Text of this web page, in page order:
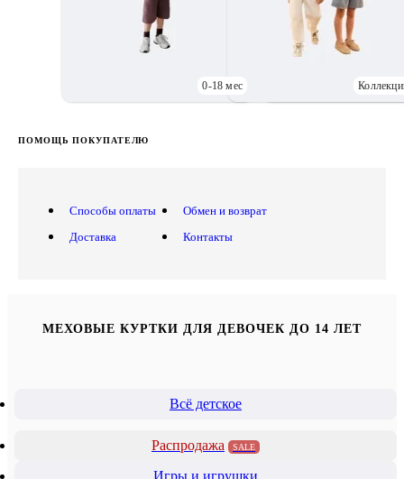
0-18 мес
ПОМОЩЬ ПОКУПАТЕЛЮ
Способы оплаты
Доставка
Обмен и возврат
Контакты
МЕХОВЫЕ КУРТКИ ДЛЯ ДЕВОЧЕК ДО 14 ЛЕТ
Всё детское
Распродажа SALE
Игры и игрушки